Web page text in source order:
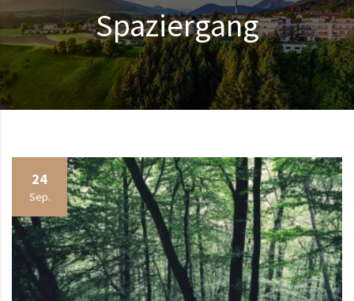
Spaziergang
24
Sep.